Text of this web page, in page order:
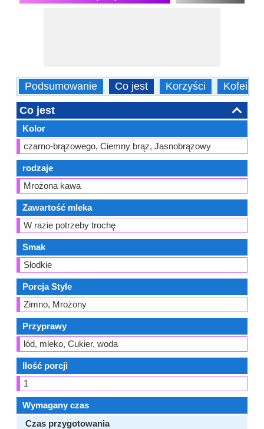
Podsumowanie Co jest Korzyści Kofeina
Co jest
Kolor
czarno-brązowego, Ciemny brąz, Jasnobrązowy
rodzaje
Mrożona kawa
Zawartość mleka
W razie potrzeby trochę
Smak
Słodkie
Porcja Style
Zimno, Mrożony
Przyprawy
lód, mleko, Cukier, woda
Ilość porcji
1
Wymagany czas
Czas przygotowania